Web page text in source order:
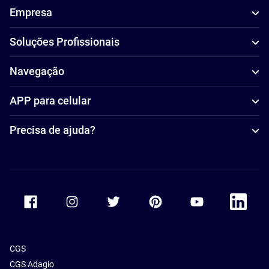
Empresa
Soluções Profissionais
Navegação
APP para celular
Precisa de ajuda?
Accor Youtube
Accor
CGS
CGS Adagio